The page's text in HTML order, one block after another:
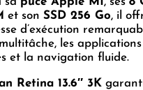
et son SSD 256 Go, il
d’exécution
les applications
et la navigation fluide.
Retina 13.6″ 3K